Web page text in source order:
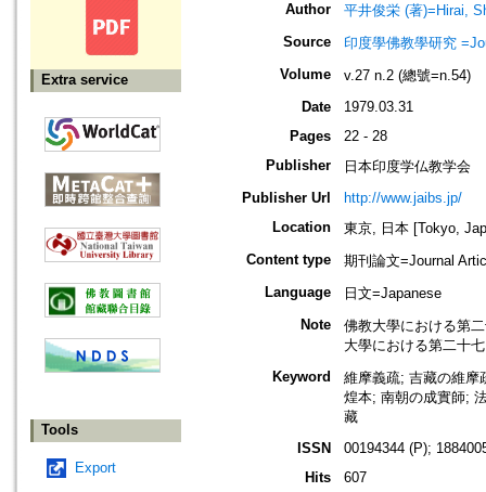
Extra service
Tools
Export
Author
平井俊栄 (著)=Hirai,
Source
印度學佛教學研究
Volume
v.27 n.2 (總號=n.54)
Date
1979.03.31
Pages
22 - 28
Publisher
日本印度学仏教学会
Publisher Url
http://www.jaibs.jp/
Location
東京, 日本 [Tokyo,
Content type
期刊論文=Journal
Language
日文=Japanese
Note
佛教大學における第
大學における第二十
Keyword
維摩義疏; 吉藏の維摩
煌本; 南朝の成實師;
藏
ISSN
00194344 (P);
Hits
607